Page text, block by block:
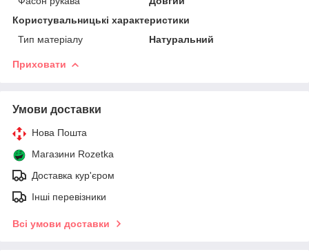
Користувальницькі характеристики
Тип матеріалу
Натуральний
Приховати
Умови доставки
Нова Пошта
Магазини Rozetka
Доставка кур'єром
Інші перевізники
Всі умови доставки